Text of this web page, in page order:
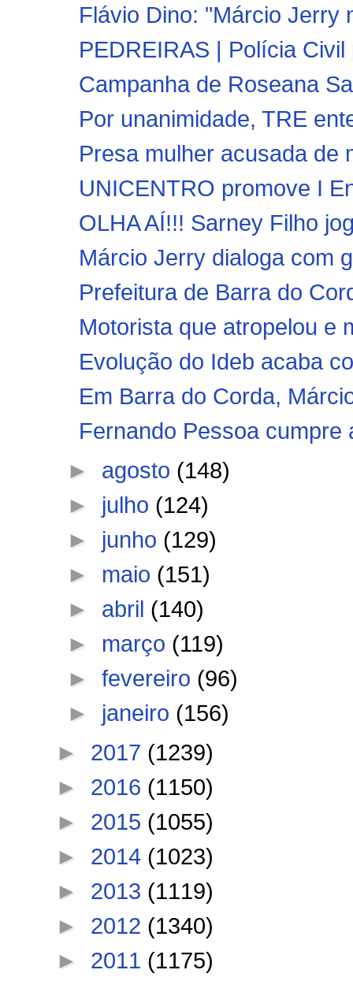
Flávio Dino: "Márcio Jerry
PEDREIRAS | Polícia
Campanha de Roseana
Por unanimidade, TRE
Presa mulher acusada de
UNICENTRO promove I
OLHA AÍ!!! Sarney Filho
Márcio Jerry dialoga com
Prefeitura de Barra do
Motorista que atropelou e
Evolução do Ideb acaba
Em Barra do Corda,
Fernando Pessoa cumpre
► agosto (148)
► julho (124)
► junho (129)
► maio (151)
► abril (140)
► março (119)
►fevereiro (96)
► janeiro (156)
► 2017 (1239)
► 2016 (1150)
► 2015 (1055)
► 2014 (1023)
► 2013 (1119)
► 2012 (1340)
► 2011 (1175)